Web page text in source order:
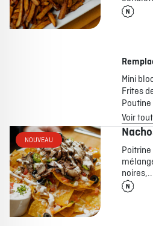
Mini
Frites
Poutine
Voir
NOUVEAU